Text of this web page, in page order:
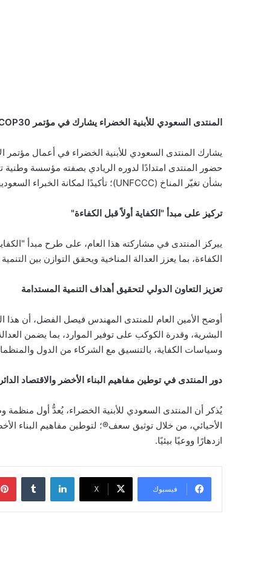
المنتدى السعودي للأبنية الخضراء يشارك في مؤتمر COP30
بشأن تغيّر المناخ (UNFCCC)؛ تأكيدًا لمكانة الخبراء السعوديين، وأفضل الممارسات الوطنية المنبثقة من رؤية المملكة 2030، في دعم الجهود العالمية نحو الاستدامة والتحول الأخضر.
تركيز على مبدأ "الكفاية أولاً قبل الكفاءة"
ييركز المنتدى في مشاركته هذا العام، على طرح مبدأ
الكفاءة، بما يعزز العدالة المناخية ويحقق التوازن بين
تعزيز التعاون الدولي لتحقيق أهداف التنمية المستدامة
أوضح الأمين العام للمنتدى المهندس فيصل الفضل، أن هذا
البشرية، وقدرة الكوكب على توفير الموارد، بما يضمن
وسياسات الكفاية، بالتنسيق مع الشركاء من الدول
دور المنتدى في توطين مفاهيم البناء الأخضر والاقتصاد
يُذكر أن المنتدى السعودي للأبنية الخضراء، يُعدُّ أول منظمة
الأحيائي، من خلال توثيق سعف®؛ لتوطين مفاهيم البناء
ازدهارًا ووعيًا بيئيًا.
فيسبوك ‫X
لينكدإن